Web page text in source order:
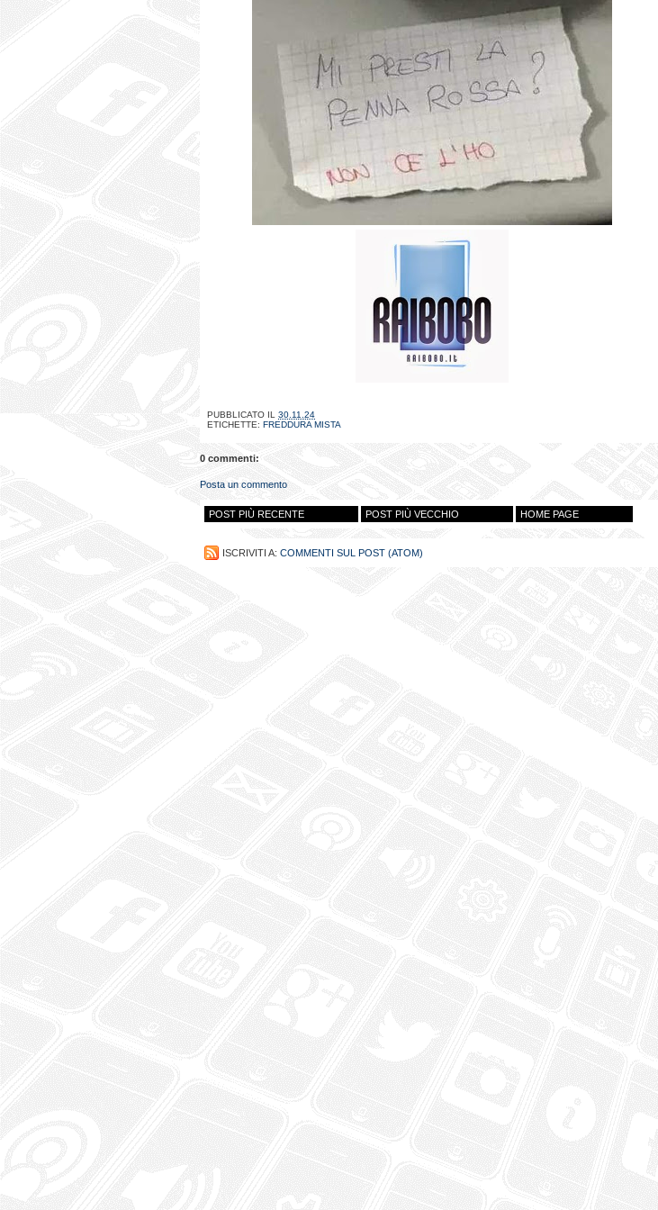
PUBBLICATO IL 30.11.24
ETICHETTE: FREDDURA MISTA
0 commenti:
Posta un commento
POST PIÙ RECENTE POST PIÙ VECCHIO HOME PAGE
ISCRIVITI A: COMMENTI SUL POST (ATOM)